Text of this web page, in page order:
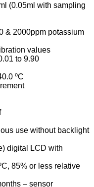
(0.05ml with sampling
& 2000ppm potassium
values
to 9.90
ºC
use without backlight
digital LCD with
85% or less relative
– sensor